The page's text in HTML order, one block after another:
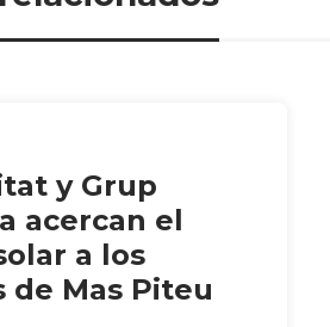
y Grup
acercan el
a los
de Mas Piteu